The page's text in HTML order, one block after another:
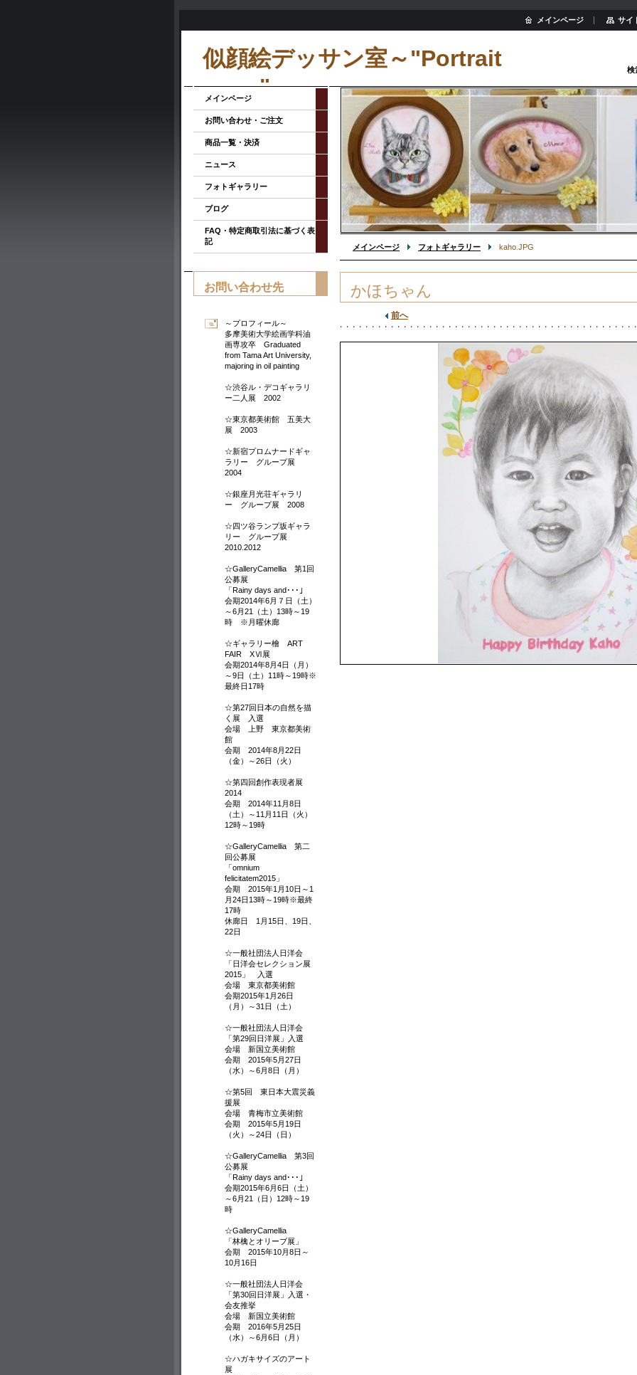
似顔絵デッサン室～"Portrait
room"
検
メインページ フォトギャラリー kaho.JPG
かほちゃん
前へ
メインページ
お問い合わせ・ご注文
商品一覧・決済
ニュース
フォトギャラリー
ブログ
FAQ・特定商取引法に基づく表
記
お問い合わせ先
～プロフィール～
多摩美術大学絵画学科油
画専攻卒 Graduated
from Tama Art University,
majoring in oil painting
☆渋谷ル・デコギャラリ
ー二人展 2002
☆東京都美術館 五美大
展 2003
☆新宿プロムナードギャ
ラリー グループ展
2004
☆銀座月光荘ギャラリ
ー グループ展 2008
☆四ツ谷ランプ坂ギャラ
リー グループ展
2010.2012
☆GalleryCamellia 第1回
公募展
「Rainy days and･･･」
会期2014年6月７日（土）
～6月21（土）13時～19
時 ※月曜休廊
☆ギャラリー檜 ART
FAIR XⅥ展
会期2014年8月4日（月）
～9日（土）11時～19時※
最終日17時
☆第27回日本の自然を描
く展 入選
会場 上野 東京都美術
館
会期 2014年8月22日
（金）～26日（火）
☆第四回創作表現者展
2014
会期 2014年11月8日
（土）～11月11日（火）
12時～19時
☆GalleryCamellia 第二
回公募展
「omnium
felicitatem2015」
会期 2015年1月10日～1
月24日13時～19時※最終
17時
休廊日 1月15日、19日、
22日
☆一般社団法人日洋会
「日洋会セレクション展
2015」 入選
会場 東京都美術館
会期2015年1月26日
（月）～31日（土）
☆一般社団法人日洋会
「第29回日洋展」入選
会場 新国立美術館
会期 2015年5月27日
（水）～6月8日（月）
☆第5回 東日本大震災義
援展
会場 青梅市立美術館
会期 2015年5月19日
（火）～24日（日）
☆GalleryCamellia 第3回
公募展
「Rainy days and･･･」
会期2015年6月6日（土）
～6月21（日）12時～19
時
☆GalleryCamellia
「林檎とオリーブ展」
会期 2015年10月8日～
10月16日
☆一般社団法人日洋会
「第30回日洋展」入選・
会友推挙
会場 新国立美術館
会期 2016年5月25日
（水）～6月6日（月）
☆ハガキサイズのアート
展
メインページ サイ